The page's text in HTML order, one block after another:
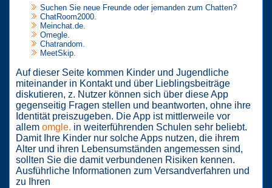
Suchen Sie neue Freunde oder jemanden zum Chatten?
ChatRoom2000.
Meinchat.de.
Omegle.
Chatrandom.
MeetSkip.
Auf dieser Seite kommen Kinder und Jugendliche
miteinander in Kontakt und über Lieblingsbeiträge
diskutieren, z. Nutzer können sich über diese App
gegenseitig Fragen stellen und beantworten, ohne ihre
Identität preiszugeben. Die App ist mittlerweile vor
allemomgle. in weiterführenden Schulen sehr beliebt.
Damit Ihre Kinder nur solche Apps nutzen, die ihrem
Alter und ihren Lebensumständen angemessen sind,
sollten Sie die damit verbundenen Risiken kennen.
Ausführliche Informationen zum Versandverfahren und
zu Ihren